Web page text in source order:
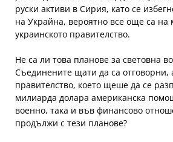
руски активи в Сирия, като се
на Украйна, вероятно все още са на
украинското правителство.
Не са ли това планове за световна
Съединените щати да са отговорни,
правителство, което щеше да се
милиарда долара американска
военно, така и във финансово
продължи с тези планове?